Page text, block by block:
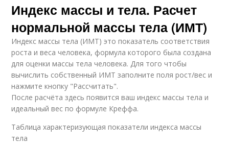
Индекс массы и тела. Расчет
нормальной массы тела (ИМТ)
Индекс массы тела (ИМТ) это показатель соответствия
роста и веса человека, формула которого была создана
для оценки массы тела человека. Для того чтобы
вычислить собственный ИМТ заполните поля рост/вес и
нажмите кнопку "Рассчитать".
После расчёта здесь появится ваш индекс массы тела и
идеальный вес по формуле Креффа.
Таблица характеризующая показатели индекса массы
тела